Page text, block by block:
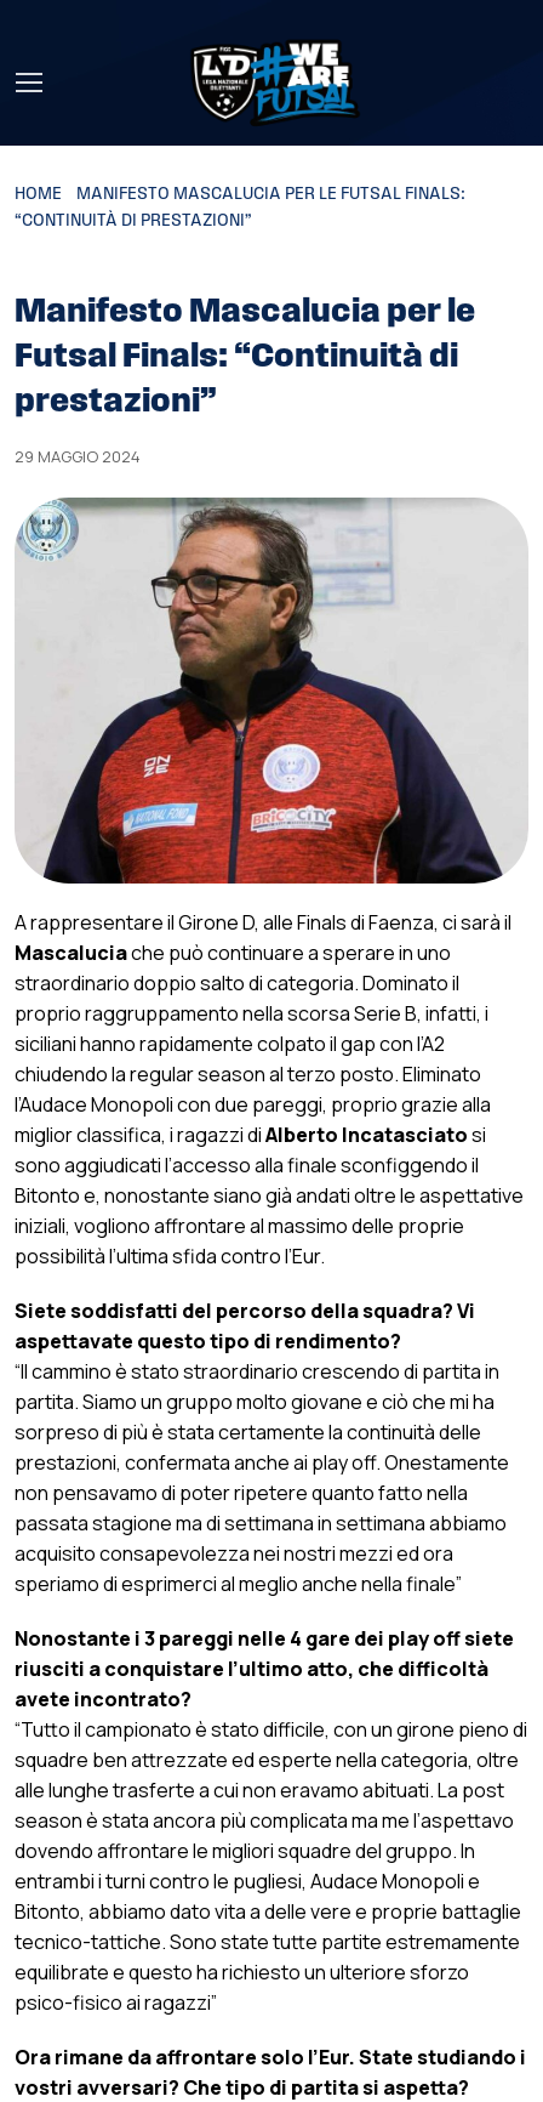
HOME
MANIFESTO MASCALUCIA PER LE FUTSAL FINALS:
“CONTINUITÀ DI PRESTAZIONI”
Manifesto Mascalucia per le
Futsal Finals: “Continuità di
prestazioni”
29 MAGGIO 2024
A rappresentare il Girone D, alle Finals di Faenza, ci sarà il
Mascaluciache può continuare a sperare in uno
straordinario doppio salto di categoria. Dominato il
proprio raggruppamento nella scorsa Serie B, infatti, i
siciliani hanno rapidamente colpato il gap con l’A2
chiudendo la regular season al terzo posto. Eliminato
l’Audace Monopoli con due pareggi, proprio grazie alla
miglior classifica, i ragazzi diAlberto Incatasciatosi
sono aggiudicati l’accesso alla finale sconfiggendo il
Bitonto e, nonostante siano già andati oltre le aspettative
iniziali, vogliono affrontare al massimo delle proprie
possibilità l’ultima sfida contro l’Eur.
Siete soddisfatti del percorso della squadra? Vi
aspettavate questo tipo di rendimento?
“Il cammino è stato straordinario crescendo di partita in
partita. Siamo un gruppo molto giovane e ciò che mi ha
sorpreso di più è stata certamente la continuità delle
prestazioni, confermata anche ai play off. Onestamente
non pensavamo di poter ripetere quanto fatto nella
passata stagione ma di settimana in settimana abbiamo
acquisito consapevolezza nei nostri mezzi ed ora
speriamo di esprimerci al meglio anche nella finale”
Nonostante i 3 pareggi nelle 4 gare dei play off siete
riusciti a conquistare l’ultimo atto, che difficoltà
avete incontrato?
“Tutto il campionato è stato difficile, con un girone pieno di
squadre ben attrezzate ed esperte nella categoria, oltre
alle lunghe trasferte a cui non eravamo abituati. La post
season è stata ancora più complicata ma me l’aspettavo
dovendo affrontare le migliori squadre del gruppo. In
entrambi i turni contro le pugliesi, Audace Monopoli e
Bitonto, abbiamo dato vita a delle vere e proprie battaglie
tecnico-tattiche. Sono state tutte partite estremamente
equilibrate e questo ha richiesto un ulteriore sforzo
psico-fisico ai ragazzi”
Ora rimane da affrontare solo l’Eur. State studiando i
vostri avversari? Che tipo di partita si aspetta?